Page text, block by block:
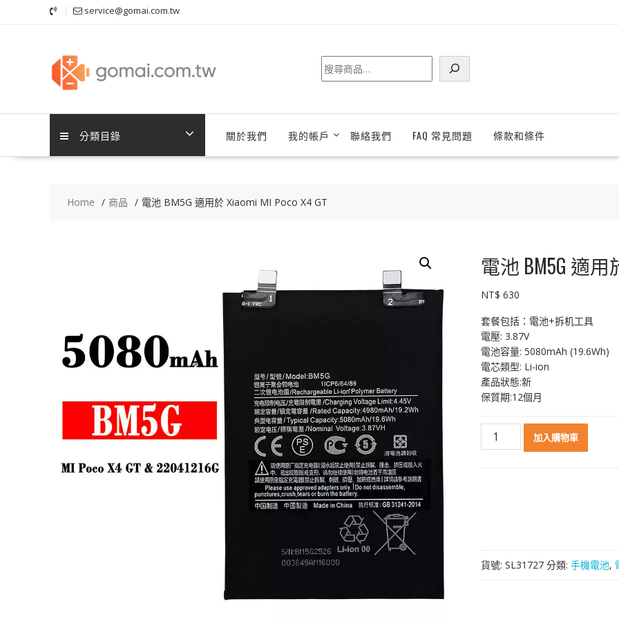
service@gomai.com.tw
搜
尋
分類目錄 關於我們 我的帳戶 聯絡我們 FAQ 常見問題 條款和條件
Home 商品 電池 BM5G 適用於 Xiaomi MI Poco X4 GT
電池 BM5G 適用
NT$ 630
套餐包括：電池+拆机工具
電壓: 3.87V
電池容量: 5080mAh (19.6Wh)
電芯類型: Li-ion
產品狀態:新
保質期:12個月
Poco
X4
GT
加入購物車
貨號: SL31727 分類: 手機電池,